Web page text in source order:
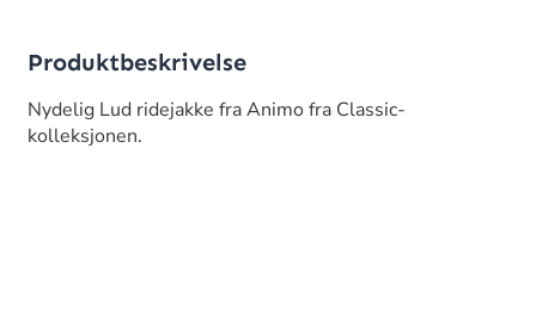
Produktbeskrivelse
Nydelig Lud ridejakke fra Animo fra Classic-
kolleksjonen.